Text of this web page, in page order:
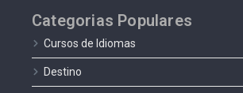
Categorias Populares
Cursos de Idiomas
Destino